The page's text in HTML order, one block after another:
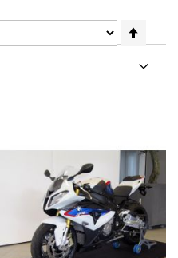
hoog
naar